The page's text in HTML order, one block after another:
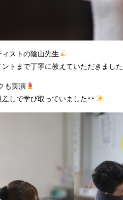
ストの陰山先生
トまで丁寧に教えていただきました
も実演
しで学び取っていました